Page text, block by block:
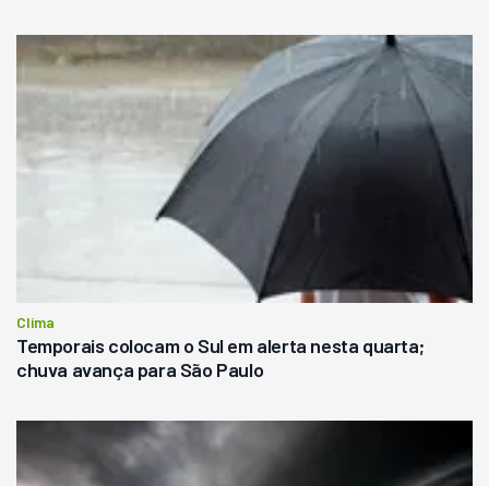
Clima
Temporais colocam o Sul em alerta nesta quarta;
chuva avança para São Paulo